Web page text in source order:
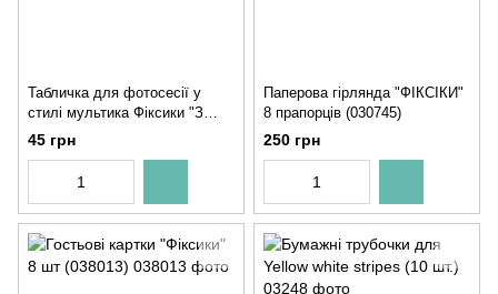
Табличка для фотосесії у
стилі мультика Фіксики "З
днем ​​народження" (038015)
45 грн
Паперова гірлянда "ФІКСІКИ"
8 прапорців (030745)
250 грн